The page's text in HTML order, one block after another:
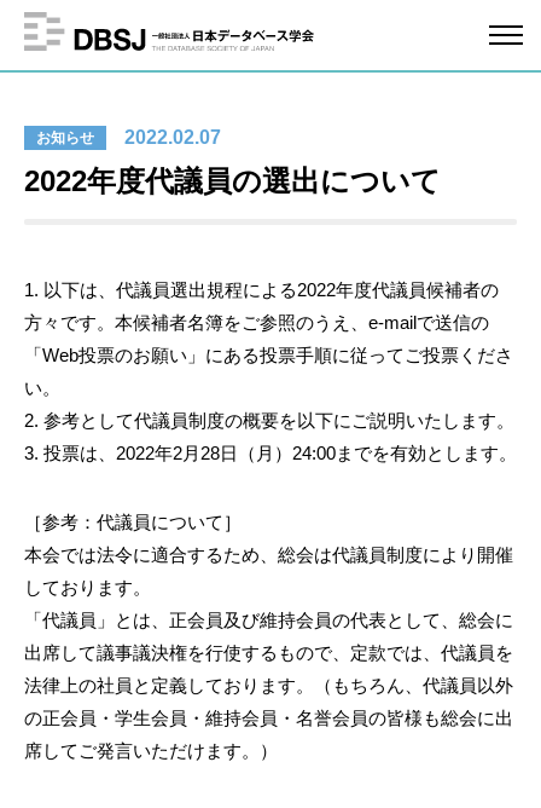
お知らせ 2022.02.07
2022年度代議員の選出について
1. 以下は、代議員選出規程による2022年度代議員候補者の
方々です。本候補者名簿をご参照のうえ、e-mailで送信の
「Web投票のお願い」にある投票手順に従ってご投票くださ
い。
2. 参考として代議員制度の概要を以下にご説明いたします。
3. 投票は、2022年2月28日（月）24:00までを有効とします。
［参考：代議員について］
本会では法令に適合するため、総会は代議員制度により開催
しております。
「代議員」とは、正会員及び維持会員の代表として、総会に
出席して議事議決権を行使するもので、定款では、代議員を
法律上の社員と定義しております。（もちろん、代議員以外
の正会員・学生会員・維持会員・名誉会員の皆様も総会に出
席してご発言いただけます。）